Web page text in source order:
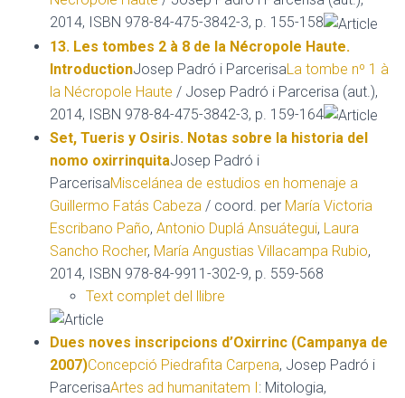
2014, ISBN 978-84-475-3842-3, p. 155-158
13. Les tombes 2 à 8 de la Nécropole Haute.
IntroductionJosep Padró i ParcerisaLa tombe nº 1 à
la Nécropole Haute / Josep Padró i Parcerisa (aut.),
2014, ISBN 978-84-475-3842-3, p. 159-164
Set, Tueris y Osiris. Notas sobre la historia del
nomo oxirrinquitaJosep Padró i
ParcerisaMiscelánea de estudios en homenaje a
Guillermo Fatás Cabeza / coord. per María Victoria
Escribano Paño, Antonio Duplá Ansuátegui, Laura
Sancho Rocher, María Angustias Villacampa Rubio,
2014, ISBN 978-84-9911-302-9, p. 559-568
Text complet del llibre
Dues noves inscripcions d’Oxirrinc (Campanya de
2007)Concepció Piedrafita Carpena, Josep Padró i
ParcerisaArtes ad humanitatem I: Mitologia,